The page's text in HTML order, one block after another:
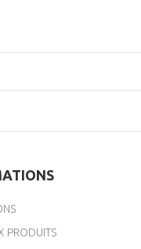
PRODUITS